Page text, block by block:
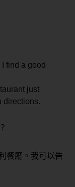
find a good
just
directions.
餐廳。我可以告